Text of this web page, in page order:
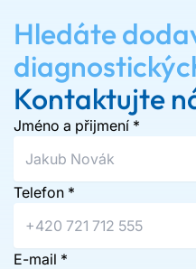
Hledáte
Kontaktujte
Jméno a přijmení *
Telefon *
E-mail *